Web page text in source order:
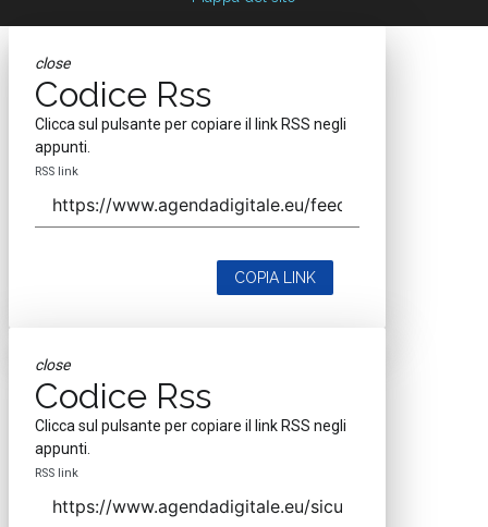
close
Codice Rss
Clicca sul pulsante per copiare il link RSS negli
appunti.
RSS link
COPIA LINK
close
Codice Rss
Clicca sul pulsante per copiare il link RSS negli
appunti.
RSS link